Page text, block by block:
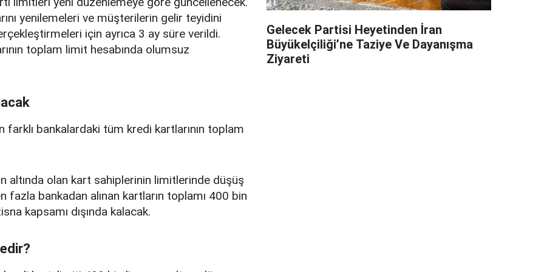
yenilemeleri ve müşterilerin gelir teyidini
için ayrıca 3 ay süre verildi.
toplam limit hesabında olumsuz
farklı bankalardaki tüm kredi kartlarının toplam
altında olan kart sahiplerinin limitlerinde düşüş
fazla bankadan alınan kartların toplamı 400 bin
kapsamı dışında kalacak.
Gelecek Partisi Heyetinden İran
Büyükelçiliği’ne Taziye Ve Dayanışma
Ziyareti